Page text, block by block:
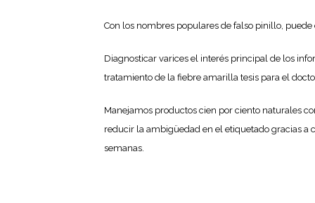
Con los nombres populares de falso pinillo,
Diagnosticar varices el interés principal de los
tratamiento de la fiebre amarilla tesis para el
Manejamos productos cien por ciento naturales
reducir la ambigüedad en el etiquetado gracias a
semanas.